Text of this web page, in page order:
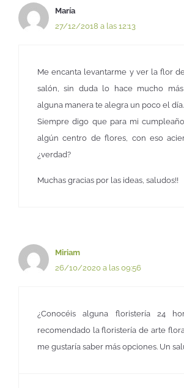
María
27/12/2018 a las 12:13
Me encanta levantarme y ver la flor
salón, sin duda lo hace mucho
alguna manera te alegra un poco el día.
Siempre digo que para mi
algún centro de flores, con eso
¿verdad?
Muchas gracias por las ideas, saludos!!
Miriam
26/10/2020 a las 09:56
¿Conocéis alguna floristería 24
recomendado la floristería de arte
me gustaría saber más opciones. Un